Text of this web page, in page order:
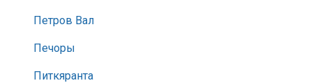
Петров Вал
Печоры
Питкяранта